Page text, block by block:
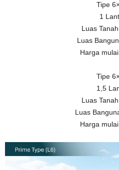
Tipe
1
Luas
Luas
Harga
Tipe
1,5
Luas
Luas
Harga